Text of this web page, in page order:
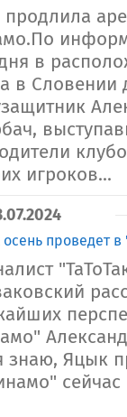
продлила
в
в
игроков...
проведет в
знаю, Яцык
сейчас